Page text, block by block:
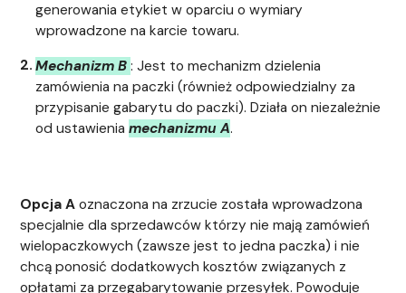
generowania etykiet w oparciu o wymiary
wprowadzone na karcie towaru.
Mechanizm B: Jest to mechanizm dzielenia
zamówienia na paczki (również odpowiedzialny za
przypisanie gabarytu do paczki). Działa on niezależnie
od ustawieniamechanizmu A.
Opcja A oznaczona na zrzucie została wprowadzona
specjalnie dla sprzedawców którzy nie mają zamówień
wielopaczkowych (zawsze jest to jedna paczka) i nie
chcą ponosić dodatkowych kosztów związanych z
opłatami za przegabarytowanie przesyłek. Powoduje